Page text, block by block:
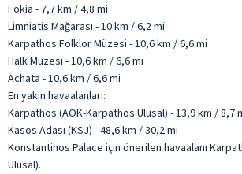
Fokia - 7,7 km / 4,8 mi
Limniatis Mağarası - 10 km / 6,2 mi
Karpathos Folklor Müzesi - 10,6 km / 6,6 mi
Halk Müzesi - 10,6 km / 6,6 mi
Achata - 10,6 km / 6,6 mi
En yakın havaalanları:
Karpathos (AOK-Karpathos Ulusal) - 13,9 km / 8,7
Kasos Adası (KSJ) - 48,6 km / 30,2 mi
Konstantinos Palace için önerilen havaalanı
Ulusal).